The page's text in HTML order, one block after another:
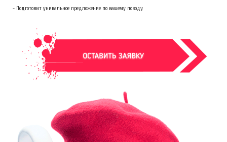
- Подготовит уникальное предложение по вашему поводу